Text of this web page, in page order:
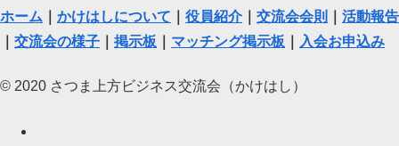
ホーム かけはしについて 役員紹介｜ 交流会会則
活動報告
交流会の様子 掲示板 マッチング掲示板 入会お申込み
© 2020 さつま上方ビジネス交流会（かけはし）